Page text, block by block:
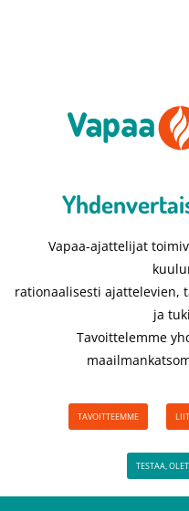
Vapaa-ajattelijat
rationaalisesti ajattelevien,
ja
Tavoittelemme
TAVOITTEEMME
TESTAA,